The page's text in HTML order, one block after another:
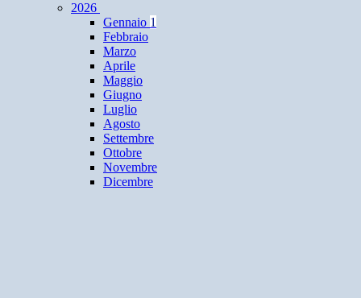
2026
Gennaio 1
Febbraio
Marzo
Aprile
Maggio
Giugno
Luglio
Agosto
Settembre
Ottobre
Novembre
Dicembre